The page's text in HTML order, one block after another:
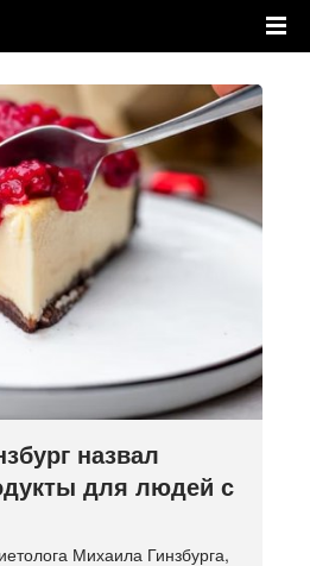
назвал
для людей с
Михаила Гинзбурга,